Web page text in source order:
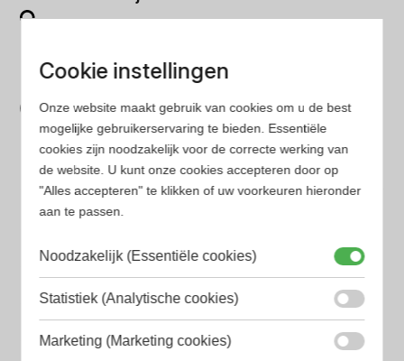
Bespaar tijd en geld
Wij hebben alle prijzen voor je verzameld zodat jij
minder tijd en geld kwijt bent
Populaire herengeuren
Amouage Heren parfum
Aramis Heren parfum
Armani Heren parfum
Azzaro Heren parfum
Cookie instellingen
Onze website maakt gebruik van cookies om u de best
mogelijke gebruikerservaring te bieden. Essentiële
cookies zijn noodzakelijk voor de correcte werking van
de website. U kunt onze cookies accepteren door op
"Alles accepteren" te klikken of uw voorkeuren hieronder
aan te passen.
Noodzakelijk (Essentiële cookies)
Statistiek (Analytische cookies)
Marketing (Marketing cookies)